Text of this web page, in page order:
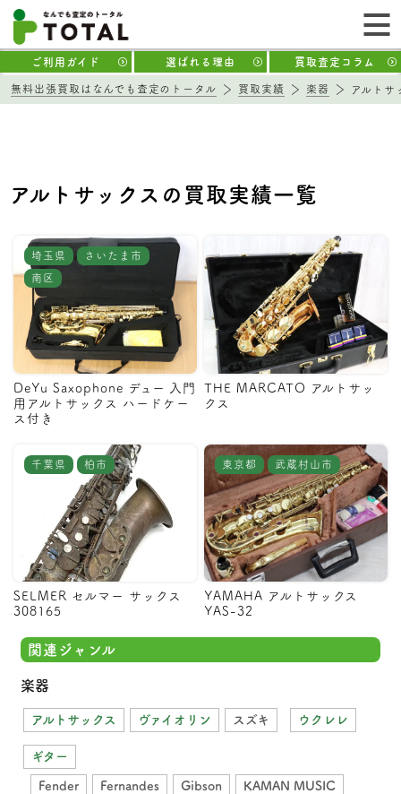
ご利用ガイド 選ばれる理由 買取査定コラム
無料出張買取はなんでも査定のトータル 買取実績 楽器 アルトサ
アルトサックスの買取実績一覧
埼玉県 さいたま市
南区
DeYu Saxophone デュー 入門
用アルトサックス ハードケー
ス付き
THE MARCATO アルトサッ
クス
千葉県 柏市
SELMER セルマー サックス
308165
東京都 武蔵村山市
YAMAHA アルトサックス
YAS-32
関連ジャンル
楽器
アルトサックス ヴァイオリン スズキ ウクレレ
ギター
Fender Fernandes Gibson KAMAN MUSIC